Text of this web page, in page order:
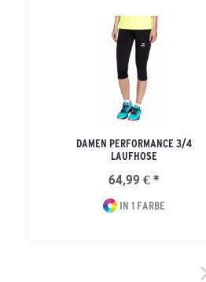
DAMEN PERFORMANCE 3/4
LAUFHOSE
64,99 € *
IN 1 FARBE